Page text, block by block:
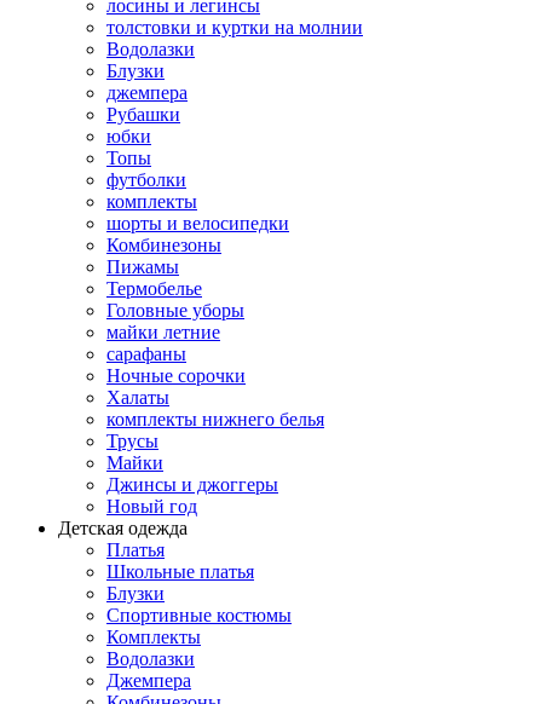
лосины и легинсы
толстовки и куртки на молнии
Водолазки
Блузки
джемпера
Рубашки
юбки
Топы
футболки
комплекты
шорты и велосипедки
Комбинезоны
Пижамы
Термобелье
Головные уборы
майки летние
сарафаны
Ночные сорочки
Халаты
комплекты нижнего белья
Трусы
Майки
Джинсы и джоггеры
Новый год
Детская одежда
Платья
Школьные платья
Блузки
Спортивные костюмы
Комплекты
Водолазки
Джемпера